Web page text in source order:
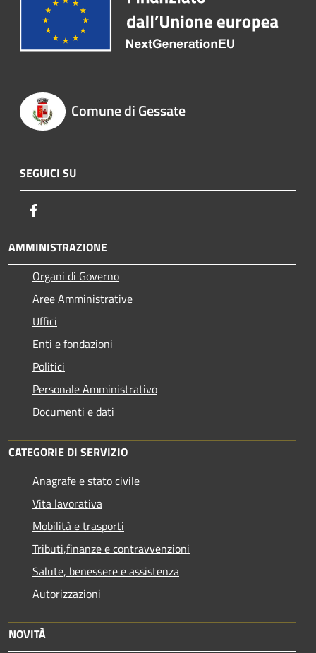
Comune di Gessate
SEGUICI SU
AMMINISTRAZIONE
Organi di Governo
Aree Amministrative
Uffici
Enti e fondazioni
Politici
Personale Amministrativo
Documenti e dati
CATEGORIE DI SERVIZIO
Anagrafe e stato civile
Vita lavorativa
Mobilità e trasporti
Tributi,finanze e contravvenzioni
Salute, benessere e assistenza
Autorizzazioni
NOVITÀ